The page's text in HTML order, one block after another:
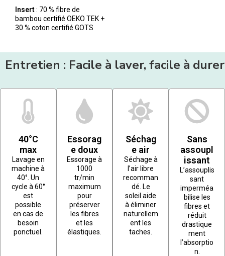
Insert: 70 % fibre de
bambou certifié OEKO TEK +
30 % coton certifié GOTS
Entretien : Facile à laver, facile à durer
40°C
max
Lavage en
machine à
40°. Un
cycle à 60°
est
possible
en cas de
besoin
ponctuel.
Essorag
e doux
Essorage à
1000
tr/min
maximum
pour
préserver
les fibres
et les
élastiques.
Séchag
e air
Séchage à
l’air libre
recomman
dé. Le
soleil aide
à éliminer
naturellem
ent les
taches.
Sans
assoupl
issant
L’assouplis
sant
imperméa
bilise les
fibres et
réduit
drastique
ment
l’absorptio
n.